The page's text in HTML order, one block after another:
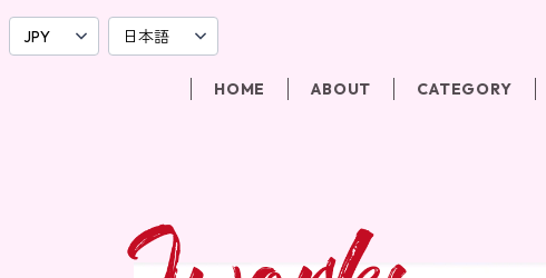
HOME ABOUT CATEGORY